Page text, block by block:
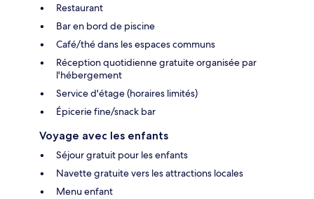
Restaurant
Bar en bord de piscine
Café/thé dans les espaces communs
Réception quotidienne gratuite organisée par
l'hébergement
Service d'étage (horaires limités)
Épicerie fine/snack bar
Voyage avec les enfants
Séjour gratuit pour les enfants
Navette gratuite vers les attractions locales
Menu enfant